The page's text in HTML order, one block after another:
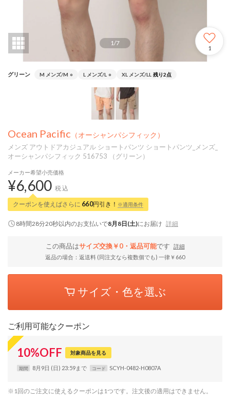
1/7
1
グリーン M メンズ/M ○ L メンズ/L ○ XL メンズ/LL 残り2点
Ocean Pacific （オーシャンパシフィック）
メンズ アウトドアカジュアル ショートパンツ ショートパンツ_メンズ_
オーシャンパシフィック 516753 （グリーン）
メーカー希望小売価格
¥6,600 税込
クーポンを使えばさらに 660円引き！ ※適用条件
8時間28分19秒以内のお支払いで8月8日(土)にお届け 詳細
この商品はサイズ交換￥0・返品可能です
詳細
返品の場合：返送料 (同注文なら複数個でも) 一律￥660
サイズ・色を選ぶ
ご利用可能なクーポン
10%OFF 対象商品を見る
期間 8月9日 (日) 23:59まで コード SCYH-0482-H0807A
※1回のご注文に使えるクーポンは1つです。注文後の適用はできません。